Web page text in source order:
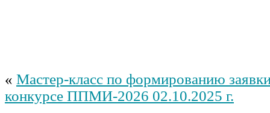
« Мастер-класс по формированию
конкурсе ППМИ-2026 02.10.2025 г.